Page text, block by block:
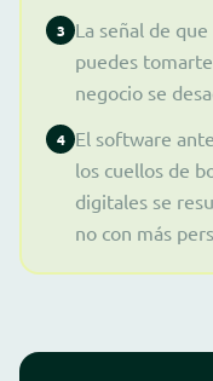
3
La señal de
puedes
negocio se
4 El software
los cuellos de
digitales se
no con más